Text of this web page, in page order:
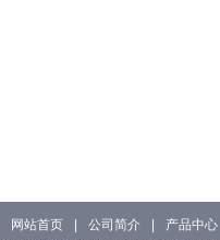
网站首页 公司简介 产品中心